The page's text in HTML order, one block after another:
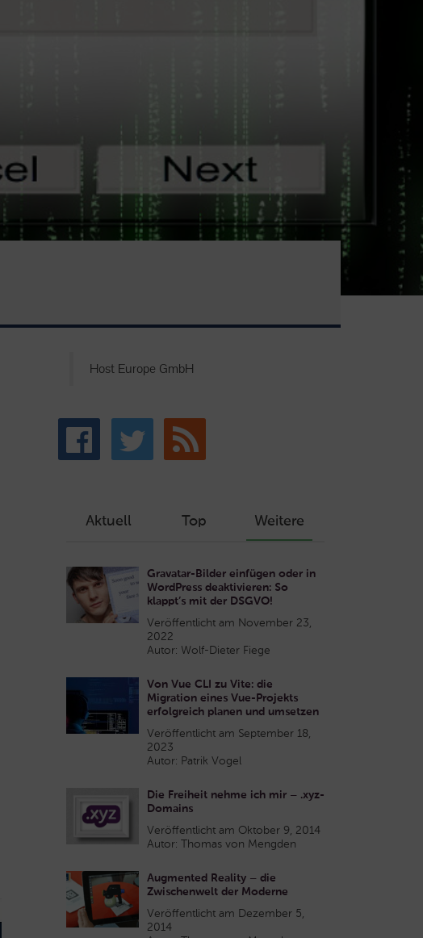
Host Europe GmbH
Aktuell Top Weitere
Gravatar-Bilder einfügen oder in
WordPress deaktivieren: So
klappt’s mit der DSGVO!
Veröffentlicht am November 23,
2022
Autor: Wolf-Dieter Fiege
Von Vue CLI zu Vite: die
Migration eines Vue-Projekts
erfolgreich planen und umsetzen
Veröffentlicht am September 18,
2023
Autor: Patrik Vogel
Die Freiheit nehme ich mir – .xyz-
Domains
Veröffentlicht am Oktober 9, 2014
Autor: Thomas von Mengden
Augmented Reality – die
Zwischenwelt der Moderne
Veröffentlicht am Dezember 5,
2014